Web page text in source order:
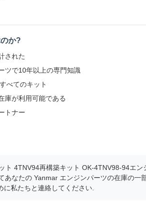
か?
された
ツで10年以上の専門知識
べてのキット
庫が利用可能である
トナー
ト 4TNV94再構築キット OK-4TNV98-94エン
なたの Yanmar エンジンパーツの在庫の一
私たちと連絡してください.